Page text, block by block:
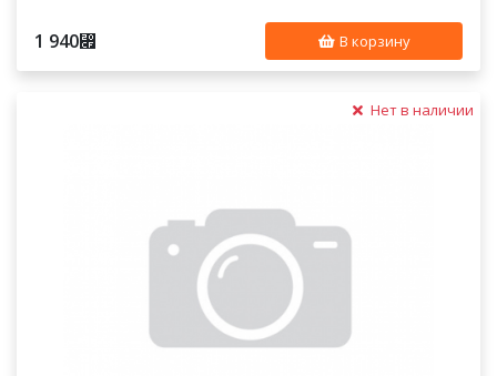
1 940⃏ В корзину
Нет в наличии